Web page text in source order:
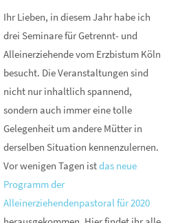
Ihr Lieben, in diesem Jahr habe ich
drei Seminare für Getrennt- und
Alleinerziehende vom Erzbistum Köln
besucht. Die Veranstaltungen sind
nicht nur inhaltlich spannend,
sondern auch immer eine tolle
Gelegenheit um andere Mütter in
derselben Situation kennenzulernen.
Vor wenigen Tagen istdas neue
Programm der
Alleinerziehendenpastoral für 2020